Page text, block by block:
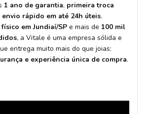
1 ano de garantia, primeira troca
envio rápido em até 24h úteis.
em Jundiaí/SP e mais de 100 mil
, a Vitale é uma empresa sólida e
entrega muito mais do que joias:
e experiência única de compra.